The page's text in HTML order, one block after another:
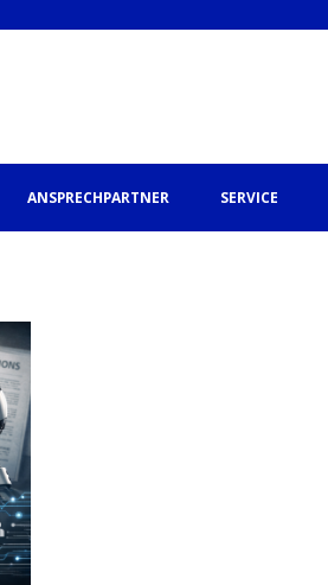
ANSPRECHPARTNER SERVICE